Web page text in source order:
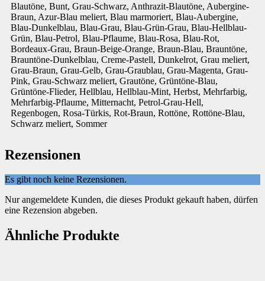
Blautöne, Bunt, Grau-Schwarz, Anthrazit-Blautöne, Aubergine-
Braun, Azur-Blau meliert, Blau marmoriert, Blau-Aubergine,
Blau-Dunkelblau, Blau-Grau, Blau-Grün-Grau, Blau-Hellblau-
Grün, Blau-Petrol, Blau-Pflaume, Blau-Rosa, Blau-Rot,
Bordeaux-Grau, Braun-Beige-Orange, Braun-Blau, Brauntöne,
Brauntöne-Dunkelblau, Creme-Pastell, Dunkelrot, Grau meliert,
Grau-Braun, Grau-Gelb, Grau-Graublau, Grau-Magenta, Grau-
Pink, Grau-Schwarz meliert, Grautöne, Grüntöne-Blau,
Grüntöne-Flieder, Hellblau, Hellblau-Mint, Herbst, Mehrfarbig,
Mehrfarbig-Pflaume, Mitternacht, Petrol-Grau-Hell,
Regenbogen, Rosa-Türkis, Rot-Braun, Rottöne, Rottöne-Blau,
Schwarz meliert, Sommer
Rezensionen
Es gibt noch keine Rezensionen.
Nur angemeldete Kunden, die dieses Produkt gekauft haben, dürfen
eine Rezension abgeben.
Ähnliche Produkte